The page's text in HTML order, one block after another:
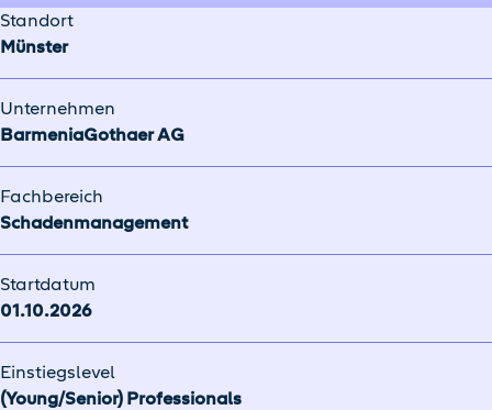
Standort
Münster
Unternehmen
BarmeniaGothaer AG
Fachbereich
Schadenmanagement
Startdatum
01.10.2026
Einstiegslevel
(Young/Senior) Professionals